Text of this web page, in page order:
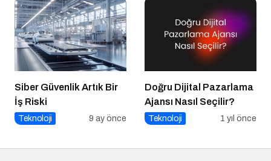
Siber Güvenlik Artık Bir
İş Riski
Teknoloji 9 ay önce
Doğru Dijital Pazarlama
Ajansı Nasıl Seçilir?
Teknoloji 1 yıl önce